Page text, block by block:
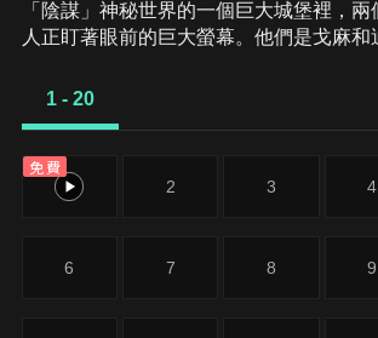
「陰謀」神秘世界的一個巨大城堡裡，兩
人正盯著眼前的巨大螢幕。他們是戈麻和
景。戈麻和迪蓋斯兩人為了實現一個陰謀
1 - 20
免費
1 2 3 4
6 7 8 9